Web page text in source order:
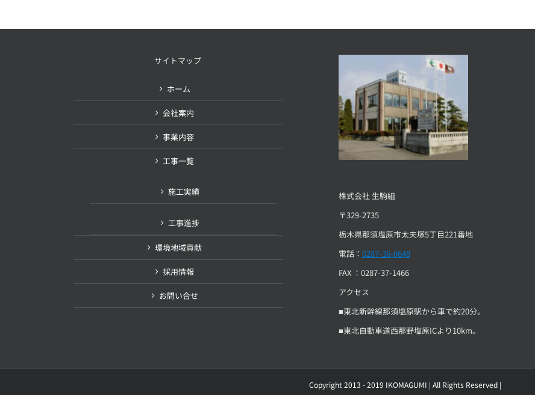
サイトマップ
ホーム
会社案内
事業内容
工事一覧
施工実績
工事進捗
環境地域貢献
採用情報
お問い合せ
株式会社 生駒組
〒329-2735
栃木県那須塩原市太夫塚5丁目221番地
電話： 0287-36-0648
FAX ：0287-37-1466
アクセス
■東北新幹線那須塩原駅から車で約20分。
■東北自動車道西那野塩原ICより10km。
Copyright 2013 - 2019 IKOMAGUMI | All Rights Reserved |